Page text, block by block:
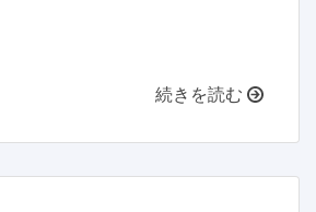
続きを読む